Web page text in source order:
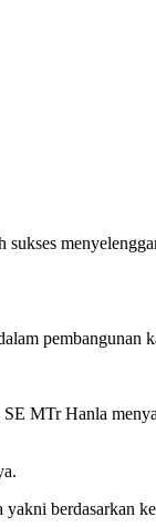
pembangunan
MTr Hanla
berdasarkan